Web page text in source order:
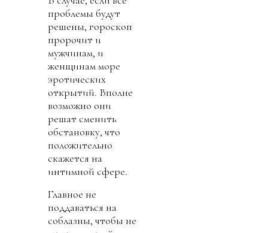
проблемы будут
решены, гороскоп
пророчит и
мужчинам, и
женщинам море
эротических
открытий. Вполне
возможно они
решат сменить
обстановку, что
положительно
скажется на
интимной сфере.
Главное не
поддаваться на
соблазны, чтобы не